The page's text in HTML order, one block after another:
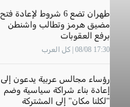
طهران تضع 6 شروط لإعادة فتح
مضيق هرمز وتطالب واشنطن
برفع العقوبات
17:30 08/08 | كل العرب
رؤساء مجالس عربية يدعون إلى
إعادة بناء شراكة سياسية وضم
"لكلنا مكان" إلى المشتركة